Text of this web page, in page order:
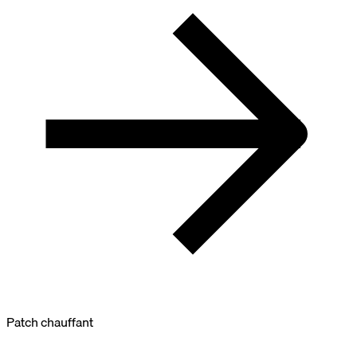
Patch chauffant